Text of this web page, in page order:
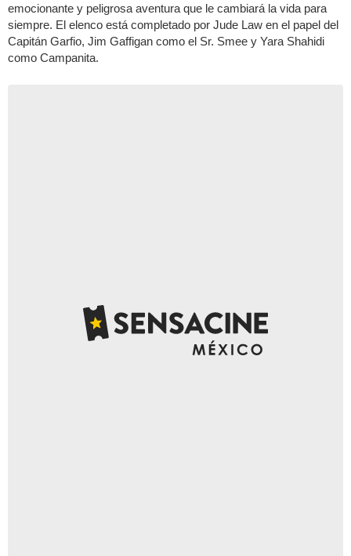
emocionante y peligrosa aventura que le cambiará la vida para
siempre. El elenco está completado por Jude Law en el papel del
Capitán Garfio, Jim Gaffigan como el Sr. Smee y Yara Shahidi
como Campanita.